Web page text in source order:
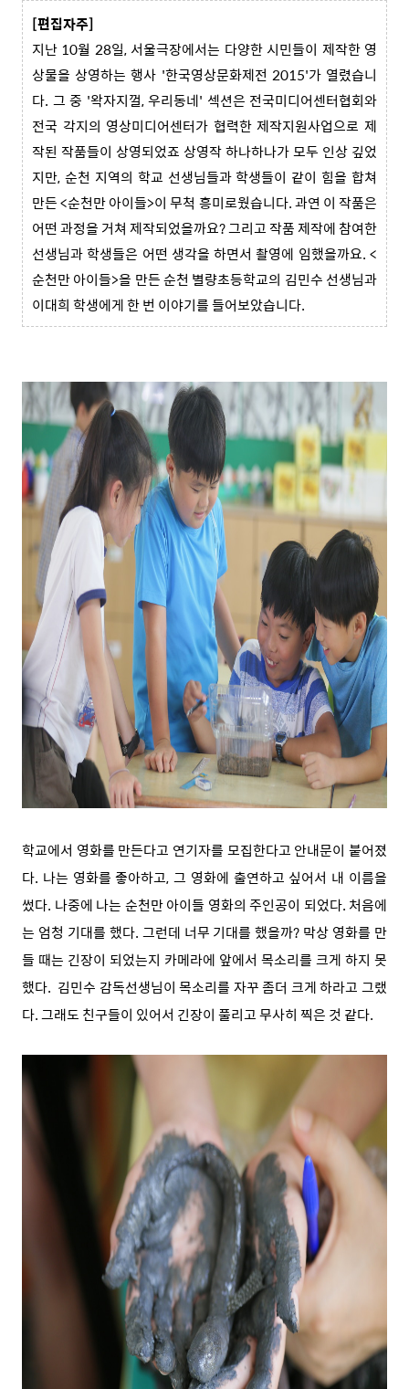
[편집자주]
지난 10월 28일, 서울극장에서는 다양한 시민들이 제작한 영
상물을 상영하는 행사 '한국영상문화제전 2015'가 열렸습니
다. 그 중 '왁자지껄, 우리동네' 섹션은 전국미디어센터협회와
전국 각지의 영상미디어센터가 협력한 제작지원사업으로 제
작된 작품들이 상영되었죠 상영작 하나하나가 모두 인상 깊었
지만, 순천 지역의 학교 선생님들과 학생들이 같이 힘을 합쳐
만든 <순천만 아이들>이 무척 흥미로웠습니다. 과연 이 작품은
어떤 과정을 거쳐 제작되었을까요? 그리고 작품 제작에 참여한
선생님과 학생들은 어떤 생각을 하면서 촬영에 임했을까요. <
순천만 아이들>을 만든 순천 별량초등학교의 김민수 선생님과
이대희 학생에게 한 번 이야기를 들어보았습니다.
학교에서 영화를 만든다고 연기자를 모집한다고 안내문이 붙어졌
다. 나는 영화를 좋아하고, 그 영화에 출연하고 싶어서 내 이름을
썼다. 나중에 나는 순천만 아이들 영화의 주인공이 되었다. 처음에
는 엄청 기대를 했다. 그런데 너무 기대를 했을까? 막상 영화를 만
들 때는 긴장이 되었는지 카메라에 앞에서 목소리를 크게 하지 못
했다. 김민수 감독선생님이 목소리를 자꾸 좀더 크게 하라고 그랬
다. 그래도 친구들이 있어서 긴장이 풀리고 무사히 찍은 것 같다.